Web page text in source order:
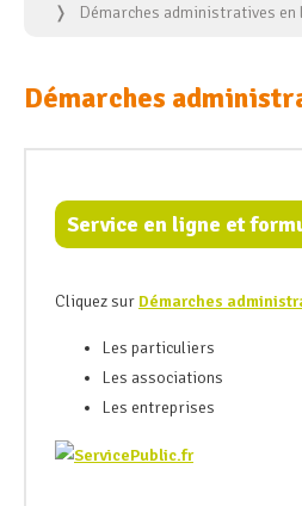
Démarches administratives en
Démarches
Service en ligne et
Cliquez sur Démarches
Les particuliers
Les associations
Les entreprises